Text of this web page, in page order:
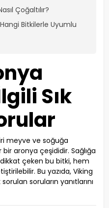
Çoğaltılır?
Bitkilerle Uyumlu
Sık
meyve ve soğuğa
bir aronya çeşididir. Sağlığa
çeken bu bitki, hem
Bu yazıda, Viking
soruların yanıtlarını